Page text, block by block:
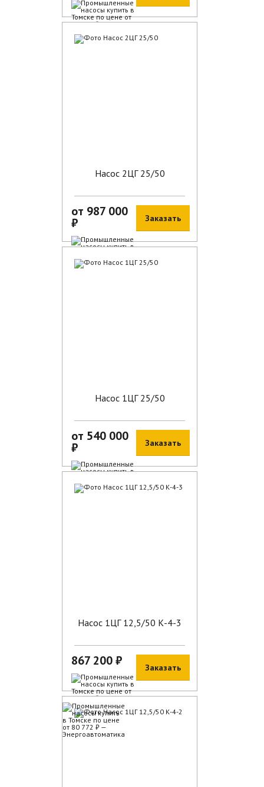
В наличии
Насос 2ЦГ 25/50
от 987 000
₽ Заказать
Насос 1ЦГ 25/50
от 540 000
₽ Заказать
Насос 1ЦГ 12,5/50 К-4-3
867 200 ₽
В наличии
Заказать